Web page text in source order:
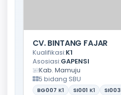
CV. BINTANG FAJAR
Kualifikasi:K1
Asosiasi:GAPENSI
Kab. Mamuju
5 bidang SBU
BG007 K1 SI001 K1 SI003